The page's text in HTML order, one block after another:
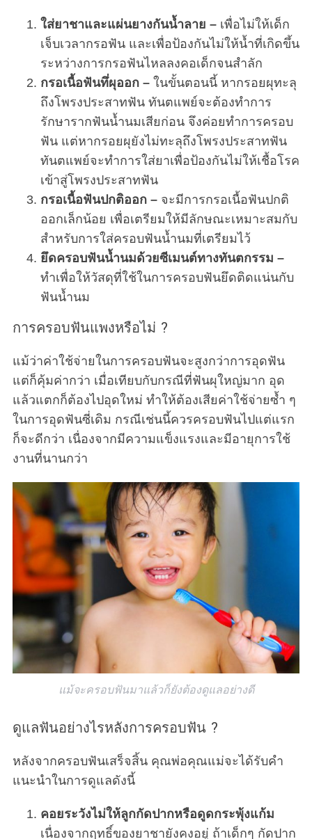
ใส่ยาชาและแผ่นยางกันน้ำลาย –เพื่อไม่ให้เด็ก
เจ็บเวลากรอฟัน และเพื่อป้องกันไม่ให้น้ำที่เกิดขึ้น
ระหว่างการกรอฟันไหลลงคอเด็กจนสำลัก
กรอเนื้อฟันทึ่ผุออก –ในขั้นตอนนี้ หากรอยผุทะลุ
ถึงโพรงประสาทฟัน ทันตแพย์จะต้องทำการ
รักษารากฟันน้ำนมเสียก่อน จึงค่อยทำการครอบ
ฟัน แต่หากรอยผุยังไม่ทะลุถึงโพรงประสาทฟัน
ทันตแพย์จะทำการใส่ยาเพื่อป้องกันไม่ให้เชื้อโรค
เข้าสู่โพรงประสาทฟัน
กรอเนื้อฟันปกติออก –จะมีการกรอเนื้อฟันปกติ
ออกเล็กน้อย เพื่อเตรียมให้มีลักษณะเหมาะสมกับ
สำหรับการใส่ครอบฟันน้ำนมที่เตรียมไว้
ยึดครอบฟันน้ำนมด้วยซีเมนต์ทางทันตกรรม –
ทำเพื่อให้วัสดุที่ใช้ในการครอบฟันยึดติดแน่นกับ
ฟันน้ำนม
การครอบฟันแพงหรือไม่ ?
แม้ว่าค่าใช้จ่ายในการครอบฟันจะสูงกว่าการอุดฟัน
แต่ก็คุ้มค่ากว่า เมื่อเทียบกับกรณีที่ฟันผุใหญ่มาก อุด
แล้วแตกก็ต้องไปอุดใหม่ ทำให้ต้องเสียค่าใช้จ่ายซ้ำ ๆ
ในการอุดฟันซี่เดิม กรณีเช่นนี้ควรครอบฟันไปแต่แรก
ก็จะดีกว่า เนื่องจากมีความแข็งแรงและมีอายุการใช้
งานที่นานกว่า
แม้จะครอบฟันมาแล้วก็ยังต้องดูแลอย่างดี
ดูแลฟันอย่างไรหลังการครอบฟัน ?
หลังจากครอบฟันเสร็จสิ้น คุณพ่อคุณแม่จะได้รับคำ
แนะนำในการดูแลดังนี้
คอยระวังไม่ให้ลูกกัดปากหรือดูดกระพุ้งแก้ม
เนื่องจากฤทธิ์ของยาชายังคงอยู่ ถ้าเด็กๆ กัดปาก